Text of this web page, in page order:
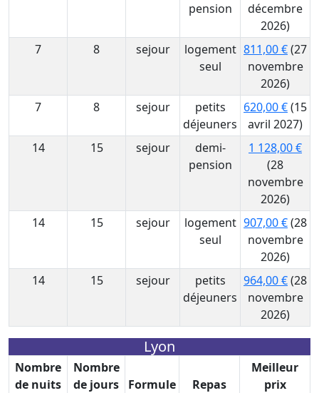
pension
décembre
2026)
7
8 sejour
logement
seul
811,00 €(27
novembre
2026)
7
8 sejour
petits
déjeuners
620,00 €(15
avril 2027)
14
15 sejour
demi-
pension
1 128,00 €
(28
novembre
2026)
14
15 sejour
logement
seul
907,00 €(28
novembre
2026)
14
15 sejour
petits
déjeuners
964,00 €(28
novembre
2026)
Lyon
Nombre
de nuits
Nombre
de jours
Formule Repas
Meilleur
prix